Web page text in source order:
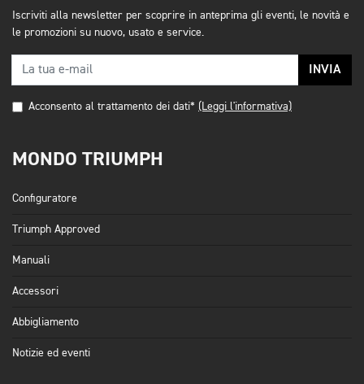
Iscriviti alla newsletter per scoprire in anteprima gli eventi, le novità e
le promozioni su nuovo, usato e service.
INVIA
Acconsento al trattamento dei dati* (Leggi l'informativa)
MONDO TRIUMPH
Configuratore
Triumph Approved
Manuali
Accessori
Abbigliamento
Notizie ed eventi